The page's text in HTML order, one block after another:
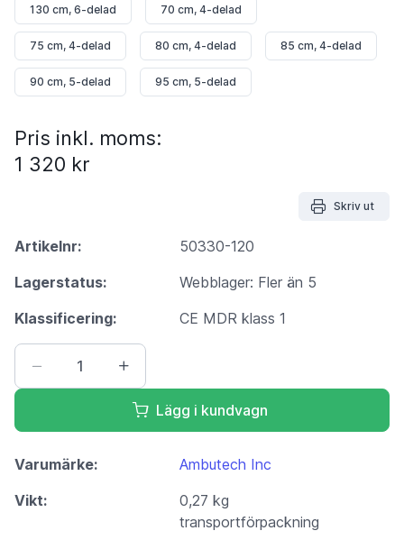
130 cm, 6-delad 70 cm, 4-delad
75 cm, 4-delad 80 cm, 4-delad 85 cm, 4-delad
90 cm, 5-delad 95 cm, 5-delad
Pris inkl. moms:
1 320 kr
Skriv ut
Artikelnr:
50330-120
Lagerstatus:
Webblager: Fler än 5
Klassificering:
CE MDR klass 1
Lägg i kundvagn
Varumärke:
Ambutech Inc
Vikt:
0,27 kg
transportförpackning